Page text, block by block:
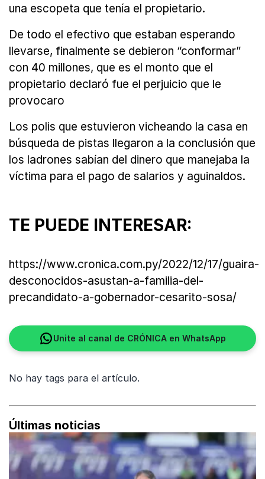
una escopeta que tenía el propietario.
De todo el efectivo que estaban esperando
llevarse, finalmente se debieron “conformar”
con 40 millones, que es el monto que el
propietario declaró fue el perjuicio que le
provocaro
Los polis que estuvieron vicheando la casa en
búsqueda de pistas llegaron a la conclusión que
los ladrones sabían del dinero que manejaba la
víctima para el pago de salarios y aguinaldos.
TE PUEDE INTERESAR:
https://www.cronica.com.py/2022/12/17/guaira-
desconocidos-asustan-a-familia-del-
precandidato-a-gobernador-cesarito-sosa/
Unite al canal de CRÓNICA en WhatsApp
No hay tags para el artículo.
Últimas noticias